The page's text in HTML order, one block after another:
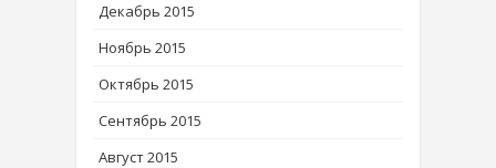
Декабрь 2015
Ноябрь 2015
Октябрь 2015
Сентябрь 2015
Август 2015